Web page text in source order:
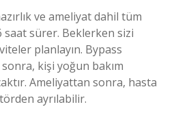
ve ameliyat dahil tüm
saat sürer. Beklerken sizi
planlayın. Bypass
kişi yoğun bakım
Ameliyattan sonra, hasta
ayrılabilir.